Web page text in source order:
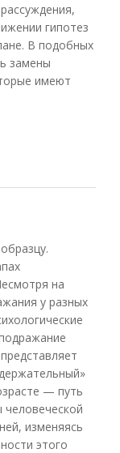
гипотез
В подобных
замены
имеют
на
у разных
— путь
изменяясь
этого